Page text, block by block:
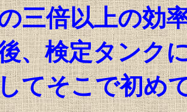
三倍以上の効
、検定タンク
てそこで初め